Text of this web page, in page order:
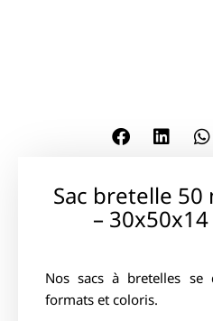
Sac bretelle
–
Nos sacs à bretelles se
formats et coloris.